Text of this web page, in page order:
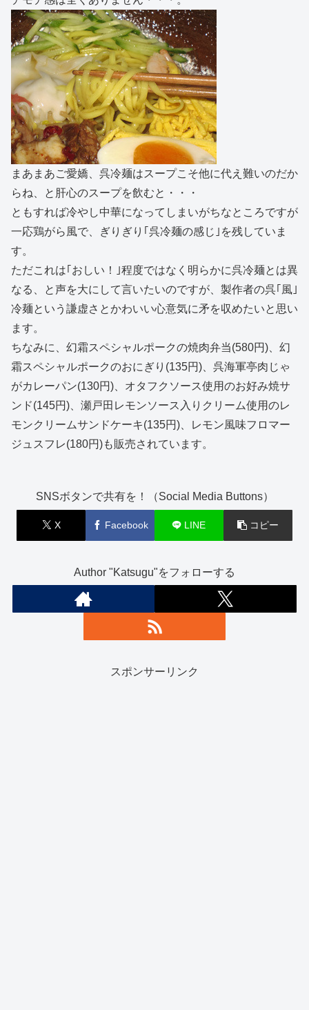
まあまあご愛嬌、呉冷麺はスープこそ他に代え難いのだか
らね、と肝心のスープを飲むと・・・
ともすれば冷やし中華になってしまいがちなところですが
一応鶏がら風で、ぎりぎり｢呉冷麺の感じ｣を残していま
す。
ただこれは｢おしい！｣程度ではなく明らかに呉冷麺とは異
なる、と声を大にして言いたいのですが、製作者の呉｢風｣
冷麺という謙虚さとかわいい心意気に矛を収めたいと思い
ます。
ちなみに、幻霜スペシャルポークの焼肉弁当(580円)、幻
霜スペシャルポークのおにぎり(135円)、呉海軍亭肉じゃ
がカレーパン(130円)、オタフクソース使用のお好み焼サ
ンド(145円)、瀬戸田レモンソース入りクリーム使用のレ
モンクリームサンドケーキ(135円)、レモン風味フロマー
ジュスフレ(180円)も販売されています。
SNSボタンで共有を！（Social Media Buttons）
X Facebook LINE コピー
Author "Katsugu"をフォローする
スポンサーリンク